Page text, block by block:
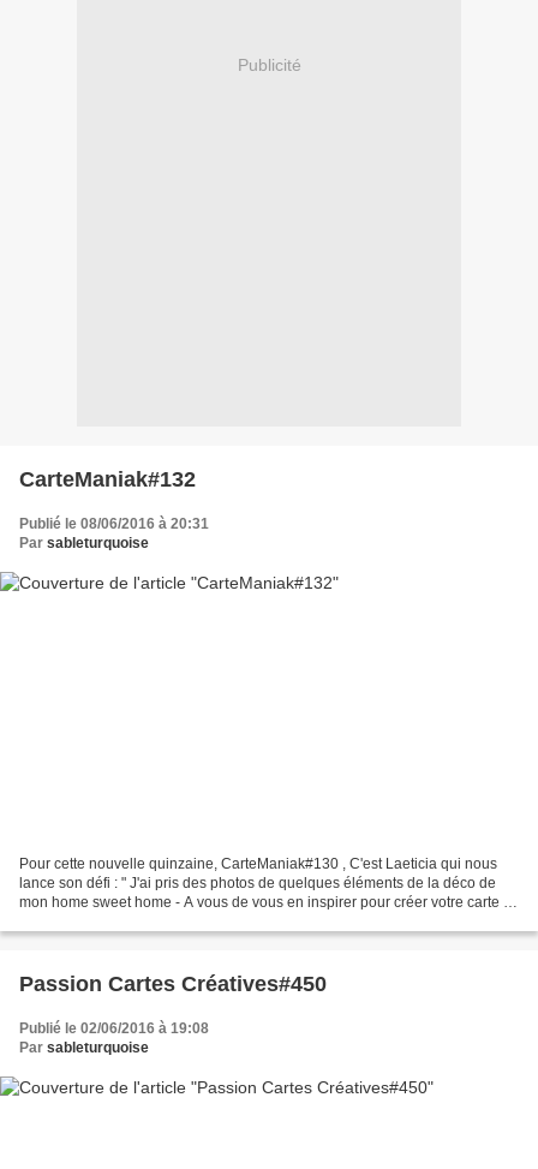
Publicité
CarteManiak#132
Publié le 08/06/2016 à 20:31
Par sableturquoise
Pour cette nouvelle quinzaine, CarteManiak#130 , C'est Laeticia qui nous
lance son défi : " J'ai pris des photos de quelques éléments de la déco de
mon home sweet home - A vous de vous en inspirer pour créer votre carte " *
Passion Cartes Créatives#450
Publié le 02/06/2016 à 19:08
Par sableturquoise